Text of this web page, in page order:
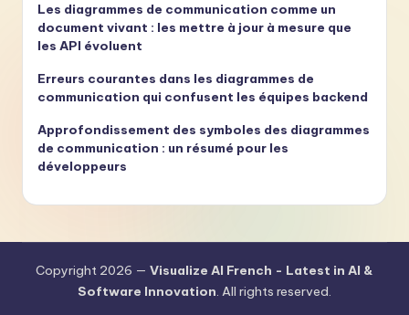
Les diagrammes de communication comme un
document vivant : les mettre à jour à mesure que
les API évoluent
Erreurs courantes dans les diagrammes de
communication qui confusent les équipes backend
Approfondissement des symboles des diagrammes
de communication : un résumé pour les
développeurs
Copyright 2026 — Visualize AI French - Latest in AI &
Software Innovation. All rights reserved.